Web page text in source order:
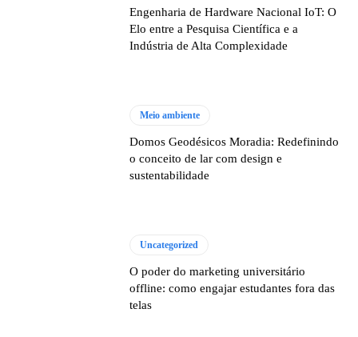
Engenharia de Hardware Nacional IoT: O
Elo entre a Pesquisa Científica e a
Indústria de Alta Complexidade
Meio ambiente
Domos Geodésicos Moradia: Redefinindo
o conceito de lar com design e
sustentabilidade
Uncategorized
O poder do marketing universitário
offline: como engajar estudantes fora das
telas